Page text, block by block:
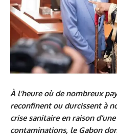
À l’heure où de nombreux
reconfinent ou durcissent à
crise sanitaire en raison
contaminations, le Gabon